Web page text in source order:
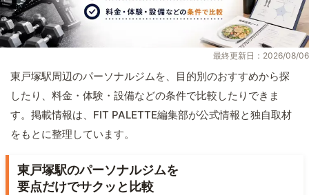
最終更新日：2026/08/06
東戸塚駅周辺のパーソナルジムを、目的別のおすすめから探
したり、料金・体験・設備などの条件で比較したりできま
す。掲載情報は、FIT PALETTE編集部が公式情報と独自取材
をもとに整理しています。
東戸塚駅のパーソナルジムを
要点だけでサクッと比較